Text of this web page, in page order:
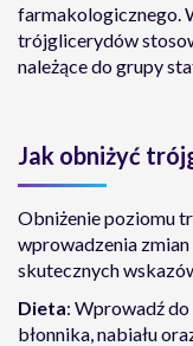
farmakologicznego.
trójglicerydów
należące do grupy
Jak obniżyć
Obniżenie poziomu
wprowadzenia
skutecznych
Dieta: Wprowadź
błonnika, nabiału